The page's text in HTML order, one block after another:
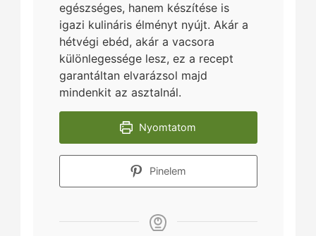
egészséges, hanem készítése is
igazi kulináris élményt nyújt. Akár a
hétvégi ebéd, akár a vacsora
különlegessége lesz, ez a recept
garantáltan elvarázsol majd
mindenkit az asztalnál.
Nyomtatom
Pinelem